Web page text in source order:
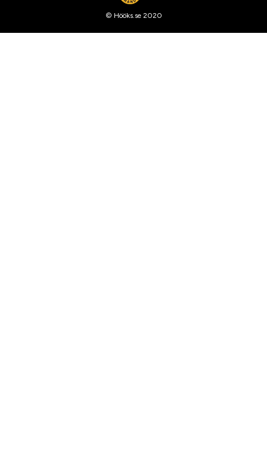
© Hööks.se 2020